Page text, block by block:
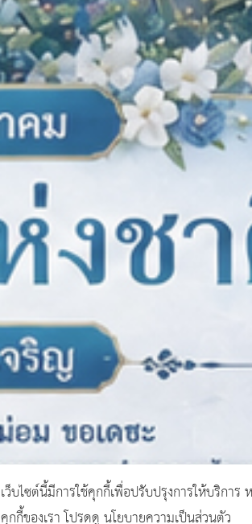
เว็บไซต์นี้มีการใช้คุกกี้เพื่อปรับปรุงการให้บริการ
คุกกี้ของเรา โปรดดู นโยบายความเป็นส่วนตัว